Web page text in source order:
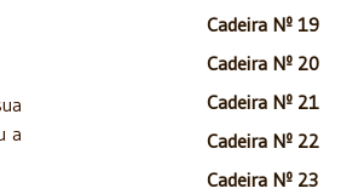
a
Cadeira Nº 19
Cadeira Nº 20
Cadeira Nº 21
Cadeira Nº 22
Cadeira Nº 23